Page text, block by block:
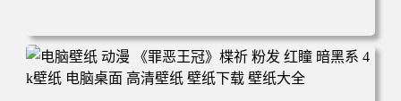
电脑壁纸 动漫 小白 日落 木栈道 田野 蜡笔小新 遛小白 麦田
电脑桌面 高清壁纸 壁纸下载 壁纸大全